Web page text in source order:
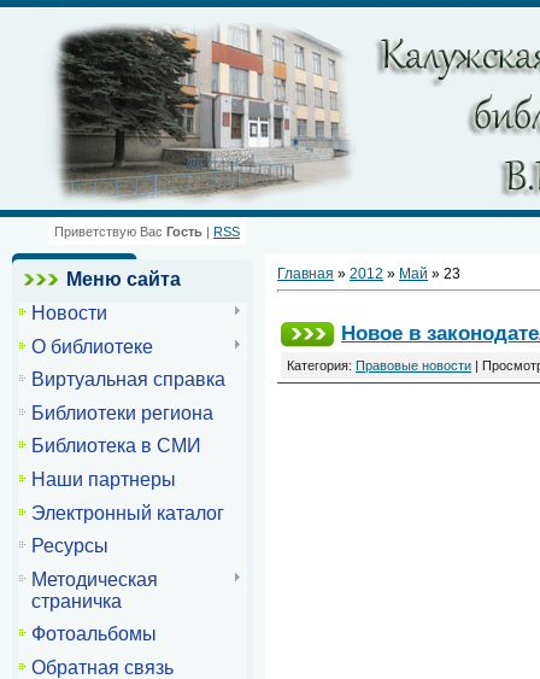
Приветствую Вас Гость | RSS
Меню сайта
Новости
О библиотеке
Виртуальная справка
Библиотеки региона
Библиотека в СМИ
Наши партнеры
Электронный каталог
Ресурсы
Методическая
страничка
Фотоальбомы
Обратная связь
Главная » 2012 » Май » 23
Новое в
Категория: Правовые новости |